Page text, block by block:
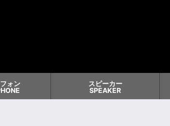
ォン
スピーカー
SPEAKER